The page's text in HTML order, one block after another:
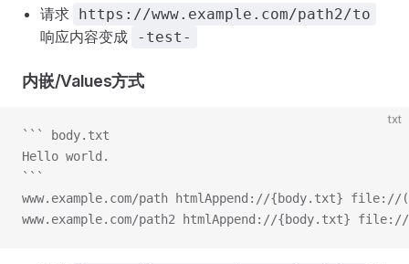
请求 https://www.example.com/path2/to
响应内容变成 -test-
内嵌/Values方式
txt
``` body.txt
Hello world.
```
www.example.com/path htmlAppend://{body.txt}
www.example.com/path2 htmlAppend://{body.txt}